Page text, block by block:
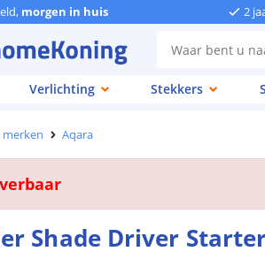
morgen in huis 2
Verlichting Stekkers
Aqara
Shade Driver